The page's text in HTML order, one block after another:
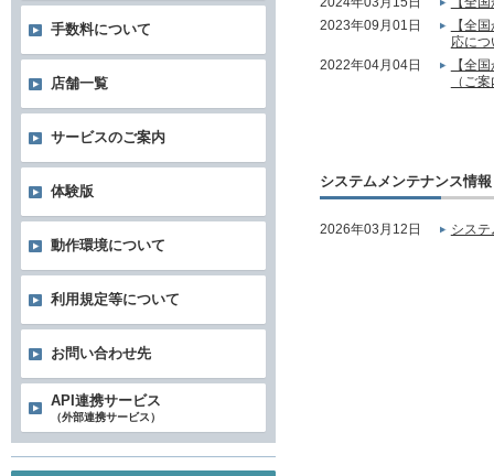
2023年09月01日
【全
応に
2022年04月04日
【全
（ご
システムメンテナンス情報
2026年03月12日 シス
手数料について
店舗一覧
サービスのご案内
体験版
動作環境について
利用規定等について
お問い合わせ先
API連携サービス
（外部連携サービス）